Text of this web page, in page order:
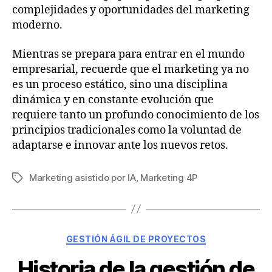
complejidades y oportunidades del marketing
moderno.
Mientras se prepara para entrar en el mundo
empresarial, recuerde que el marketing ya no
es un proceso estático, sino una disciplina
dinámica y en constante evolución que
requiere tanto un profundo conocimiento de los
principios tradicionales como la voluntad de
adaptarse e innovar ante los nuevos retos.
Etiquetas
Marketing asistido por IA, Marketing 4P
Categorías
GESTIÓN ÁGIL DE PROYECTOS